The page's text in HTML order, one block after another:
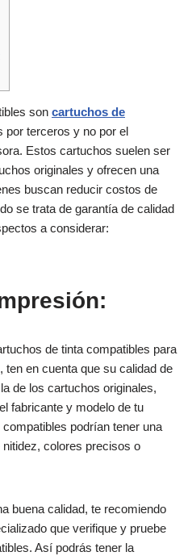
son cartuchos de
por terceros y no por el
Estos cartuchos suelen ser
originales y ofrecen una
buscan reducir costos de
se trata de garantía de calidad
a considerar:
de tinta compatibles para
en cuenta que su calidad de
de los cartuchos originales,
fabricante y modelo de tu
podrían tener una
colores precisos o
buena calidad, te recomiendo
que verifique y pruebe
Así podrás tener la